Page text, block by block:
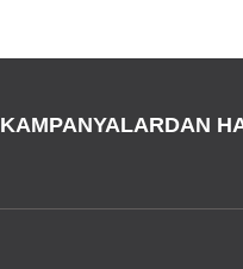
KAMPANYALARDAN